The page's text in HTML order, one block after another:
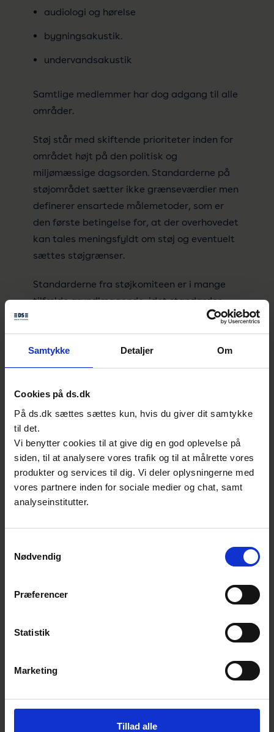
Samtykke Detaljer Om
Cookies på ds.dk
På ds.dk sættes sættes kun, hvis du giver dit samtykke
til det.
Vi benytter cookies til at give dig en god oplevelse på
siden, til at analysere vores trafik og til at målrette vores
produkter og services til dig. Vi deler oplysningerne med
vores partnere inden for sociale medier og chat, samt
analyseinstitutter.
Nødvendig
Præferencer
Statistik
Marketing
Tillad alle
audiologi og hørelse
bygningsakustik.
undervandsakustik
Samtlige medlemmer har dog adgang til alle
områder.
Støj står med skiftende prioriteter inden for
området højt på den politisk og
miljømæssige dagsorden. Standarderne på
støjområdet sætter ikke grænseværdier men
definerer ensartede målemetoder, som er
den første betingelse for, at der overhovedet
kan tales meningsfyldt om støj og eventuelt
sættes støjgrænser.
Standarderne fra støjkomiteen er i mange
tilfælde grundlæggende, idet standarder
vedrørende støj fra specifikke produkter på
internationalt plan i stigende grad foregår
inden for rammerne af de enkelte
produktkomiteer i tæt samarbejde med
ansvar for harmonisering og koordinering.
Arbejdet er således meget tværgående, men
da Danmark på mange specifikke
produktområder ikke deltager i den øvrige
standardisering, samles mange standarder
om støj i Danmark i S-115. Specielt deltager
standardiseringsudvalg for akustik i
handicaphjælpemidler, sygehussenge, samt
dansk fokus.
Sammen sætter vi standarder for
fremtiden